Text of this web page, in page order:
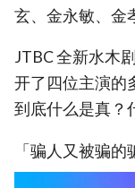
玄、金永敏、金
JTBC 全新水木
开了四位主演的
到底什么是真？
「骗人又被骗